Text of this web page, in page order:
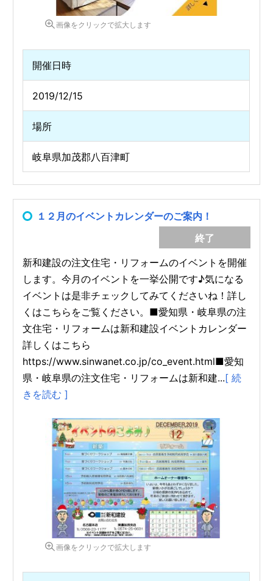
画像をクリックで拡大します
開催日時
2019/12/15
場所
岐阜県加茂郡八百津町
１２月のイベントカレンダーのご案内！
終了
新和建設の注文住宅・リフォームのイベントを開催
します。今月のイベントを一挙公開です♪気になる
イベントは是非チェックしてみてくださいね！詳し
くはこちらをご覧ください。■愛知県・岐阜県の注
文住宅・リフォームは新和建設イベントカレンダー
詳しくはこちら
https://www.sinwanet.co.jp/co_event.html■愛知
県・岐阜県の注文住宅・リフォームは新和建...[ 続
きを読む ]
画像をクリックで拡大します